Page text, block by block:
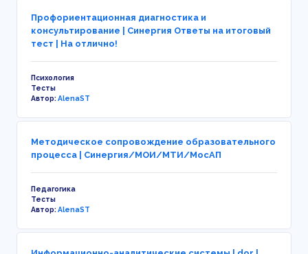
Профориентационная диагностика и
консультирование | Синергия Ответы на итоговый
тест | На отлично!
Психология
Тесты
Автор:AlenaST
Методическое сопровождение образовательного
процесса | Синергия/МОИ/МТИ/МосАП
Педагогика
Тесты
Автор:AlenaST